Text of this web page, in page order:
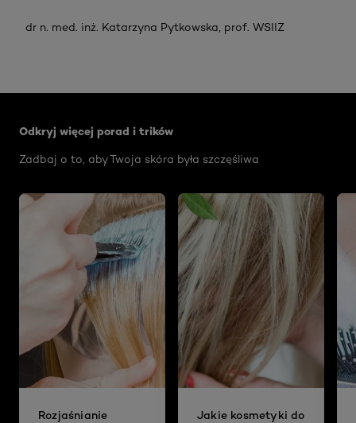
dr n. med. inż. Katarzyna Pytkowska, prof. WSIIZ
Odkryj więcej porad i trików
Zadbaj o to, aby Twoja skóra była szczęśliwa
Rozjaśnianie
Jakie kosmetyki do